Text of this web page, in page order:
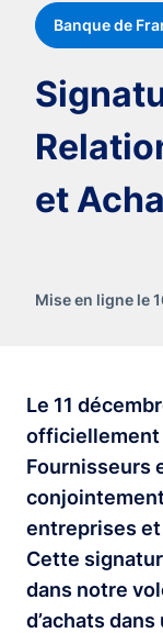
Banque de
et
Mise en ligne le
Le 11
officiellement
Fournisseurs
entreprises et
Cette
dans notre
d’achats